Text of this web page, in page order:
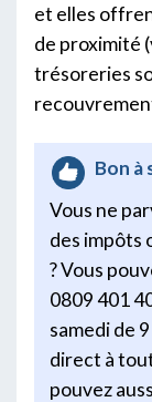
et elles
de proximité
trésoreries
Bon à
Vous ne
des impôts
? Vous
0809 401
samedi de
direct à
pouvez